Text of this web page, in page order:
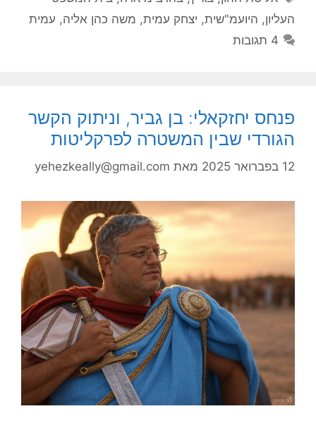
העליון, היועמ"שית, יצחק עמית, משה כהן אליה, עמית
4 תגובות
פנחס יחזקאלי: בן גביר, וניתוק הקשר
הגורדי שבין המשטרה לפרקליטות
12 בפברואר 2025 מאת yehezkeally@gmail.com